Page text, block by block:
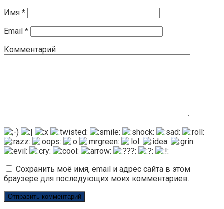
Имя *
Email *
Комментарий
Сохранить моё имя, email и адрес сайта в этом
браузере для последующих моих комментариев.